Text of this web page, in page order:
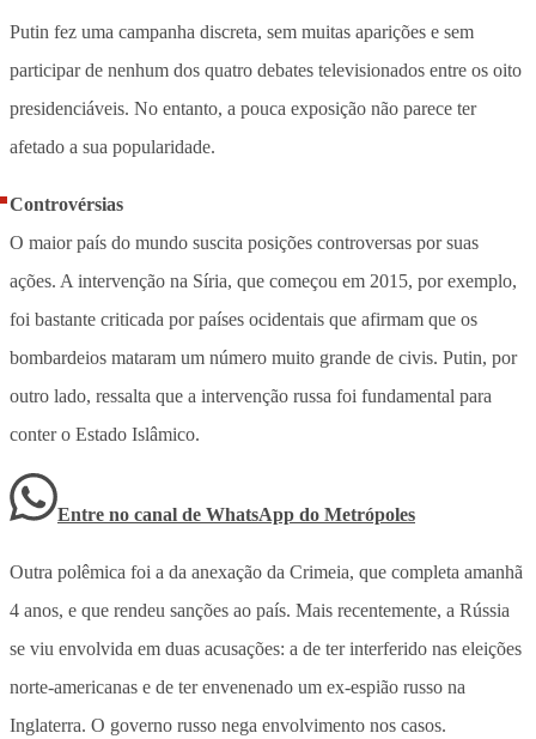
Putin fez uma campanha discreta, sem muitas aparições e sem
participar de nenhum dos quatro debates televisionados entre os oito
presidenciáveis. No entanto, a pouca exposição não parece ter
afetado a sua popularidade.
Controvérsias
O maior país do mundo suscita posições controversas por suas
ações. A intervenção na Síria, que começou em 2015, por exemplo,
foi bastante criticada por países ocidentais que afirmam que os
bombardeios mataram um número muito grande de civis. Putin, por
outro lado, ressalta que a intervenção russa foi fundamental para
conter o Estado Islâmico.
Entre no canal de WhatsApp do Metrópoles
Outra polêmica foi a da anexação da Crimeia, que completa amanhã
4 anos, e que rendeu sanções ao país. Mais recentemente, a Rússia
se viu envolvida em duas acusações: a de ter interferido nas eleições
norte-americanas e de ter envenenado um ex-espião russo na
Inglaterra. O governo russo nega envolvimento nos casos.